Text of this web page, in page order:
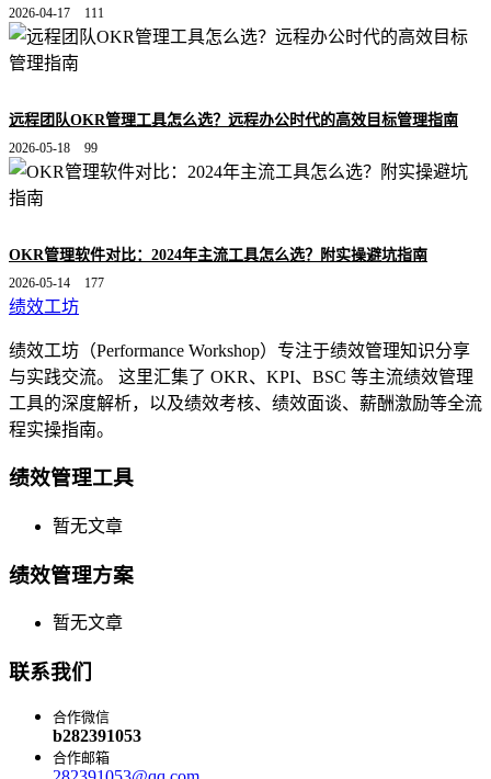
2026-04-17 111
远程团队OKR管理工具怎么选？远程办公时代的高效目标管理指南
2026-05-18 99
OKR管理软件对比：2024年主流工具怎么选？附实操避坑指南
2026-05-14 177
绩效工坊
绩效工坊（Performance Workshop）专注于绩效管理知识分享
与实践交流。 这里汇集了 OKR、KPI、BSC 等主流绩效管理
工具的深度解析，以及绩效考核、绩效面谈、薪酬激励等全流
程实操指南。
绩效管理工具
暂无文章
绩效管理方案
暂无文章
联系我们
合作微信
b282391053
合作邮箱